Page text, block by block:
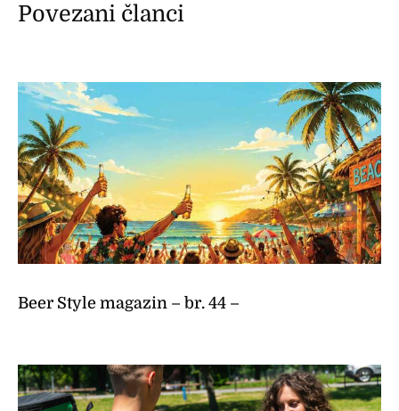
Povezani članci
Beer Style magazin – br. 44 –